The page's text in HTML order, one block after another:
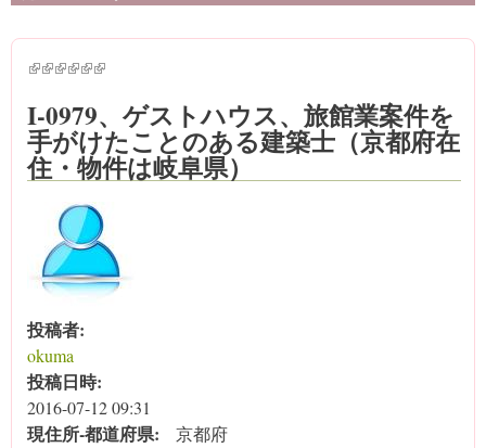
(link is external)
(link is external)
(link is external)
(link is external)
(link is external)
(link is external)
I-0979、ゲストハウス、旅館業案件を
手がけたことのある建築士（京都府在
住・物件は岐阜県）
投稿者:
okuma
投稿日時:
2016-07-12 09:31
現住所‐都道府県: 京都府